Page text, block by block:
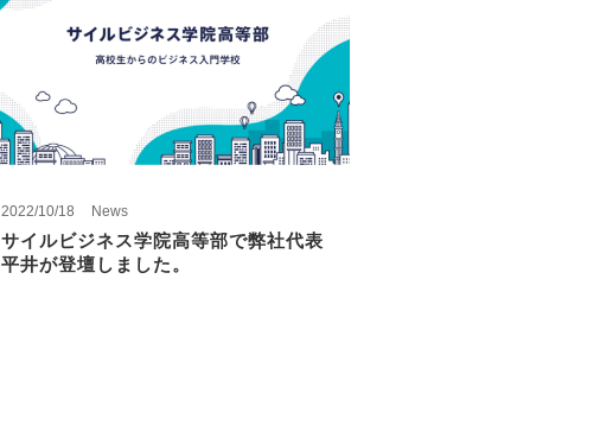
2022/10/18 News
サイルビジネス学院高等部で弊社代表
平井が登壇しました。